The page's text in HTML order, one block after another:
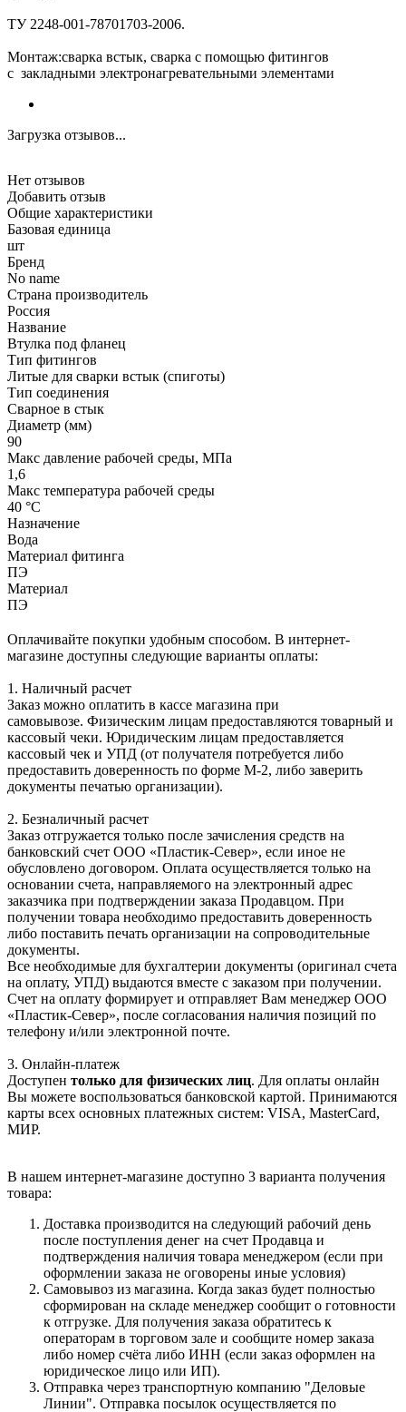
ТУ 2248-001-78701703-2006.
Монтаж:сварка встык, сварка с помощью фитингов
с закладными электронагревательными элементами
Загрузка отзывов...
Нет отзывов
Добавить отзыв
Общие характеристики
Базовая единица
шт
Бренд
No name
Страна производитель
Россия
Название
Втулка под фланец
Тип фитингов
Литые для сварки встык (спиготы)
Тип соединения
Сварное в стык
Диаметр (мм)
90
Макс давление рабочей среды, МПа
1,6
Макс температура рабочей среды
40 °С
Назначение
Вода
Материал фитинга
ПЭ
Материал
ПЭ
Оплачивайте покупки удобным способом. В интернет-
магазине доступны следующие варианты оплаты:
1. Наличный расчет
Заказ можно оплатить в кассе магазина при
самовывозе. Физическим лицам предоставляются товарный и
кассовый чеки. Юридическим лицам предоставляется
кассовый чек и УПД (от получателя потребуется либо
предоставить доверенность по форме М-2, либо заверить
документы печатью организации).
2. Безналичный расчет
Заказ отгружается только после зачисления средств на
банковский счет ООО «Пластик-Север», если иное не
обусловлено договором. Оплата осуществляется только на
основании счета, направляемого на электронный адрес
заказчика при подтверждении заказа Продавцом. При
получении товара необходимо предоставить доверенность
либо поставить печать организации на сопроводительные
документы.
Все необходимые для бухгалтерии документы (оригинал счета
на оплату, УПД) выдаются вместе с заказом при получении.
Счет на оплату формирует и отправляет Вам менеджер ООО
«Пластик-Север», после согласования наличия позиций по
телефону и/или электронной почте.
3. Онлайн-платеж
Доступен только для физических лиц. Для оплаты онлайн
Вы можете воспользоваться банковской картой. Принимаются
карты всех основных платежных систем: VISA, MasterCard,
МИР.
В нашем интернет-магазине доступно 3 варианта получения
товара:
Доставка производится на следующий рабочий день
после поступления денег на счет Продавца и
подтверждения наличия товара менеджером (если при
оформлении заказа не оговорены иные условия)
Самовывоз из магазина. Когда заказ будет полностью
сформирован на складе менеджер сообщит о готовности
к отгрузке. Для получения заказа обратитесь к
операторам в торговом зале и сообщите номер заказа
либо номер счёта либо ИНН (если заказ оформлен на
юридическое лицо или ИП).
Отправка через транспортную компанию "Деловые
Линии". Отправка посылок осуществляется по